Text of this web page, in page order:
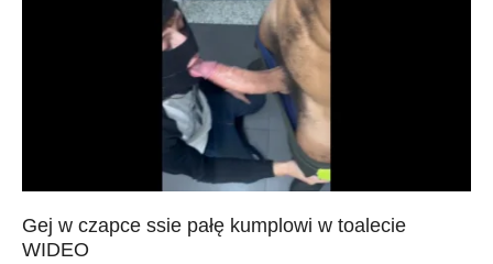
Gej w czapce ssie pałę kumplowi w toalecie
WIDEO